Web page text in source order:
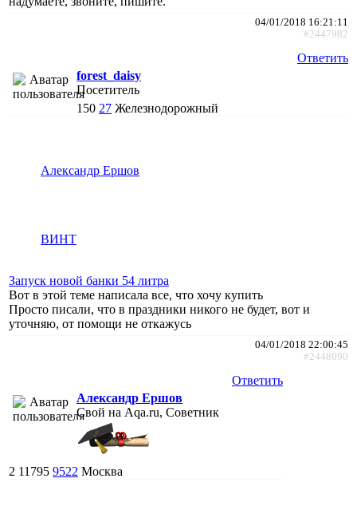
04/01/2018 16:21:11
#2447982
Ответить
forest_daisy
Посетитель
150 27 Железнодорожный
Александр Ершов
ВИНТ
Запуск новой банки 54 литра
Вот в этой теме написала все, что хочу купить
Просто писали, что в праздники никого не будет, вот и
уточняю, от помощи не откажусь
04/01/2018 22:00:45
#2448090
Ответить
Александр Ершов
Свой на Aqa.ru, Советник
2 11795 9522 Москва